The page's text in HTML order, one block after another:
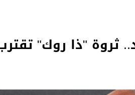
ثروة "ذا روك"